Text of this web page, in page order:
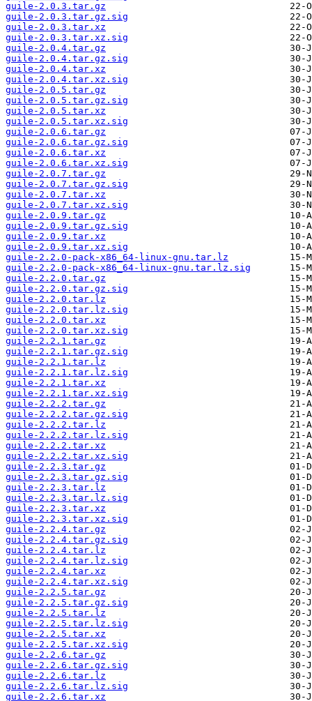
guile-2.0.3.tar.gz
guile-2.0.3.tar.gz.sig
guile-2.0.3.tar.xz
guile-2.0.3.tar.xz.sig
guile-2.0.4.tar.gz
guile-2.0.4.tar.gz.sig
guile-2.0.4.tar.xz
guile-2.0.4.tar.xz.sig
guile-2.0.5.tar.gz
guile-2.0.5.tar.gz.sig
guile-2.0.5.tar.xz
guile-2.0.5.tar.xz.sig
guile-2.0.6.tar.gz
guile-2.0.6.tar.gz.sig
guile-2.0.6.tar.xz
guile-2.0.6.tar.xz.sig
guile-2.0.7.tar.gz
guile-2.0.7.tar.gz.sig
guile-2.0.7.tar.xz
guile-2.0.7.tar.xz.sig
guile-2.0.9.tar.gz
guile-2.0.9.tar.gz.sig
guile-2.0.9.tar.xz
guile-2.0.9.tar.xz.sig
guile-2.2.0-pack-x86_64-linux-gnu.tar.lz
guile-2.2.0-pack-x86_64-linux-gnu.tar.lz.sig
guile-2.2.0.tar.gz
guile-2.2.0.tar.gz.sig
guile-2.2.0.tar.lz
guile-2.2.0.tar.lz.sig
guile-2.2.0.tar.xz
guile-2.2.0.tar.xz.sig
guile-2.2.1.tar.gz
guile-2.2.1.tar.gz.sig
guile-2.2.1.tar.lz
guile-2.2.1.tar.lz.sig
guile-2.2.1.tar.xz
guile-2.2.1.tar.xz.sig
guile-2.2.2.tar.gz
guile-2.2.2.tar.gz.sig
guile-2.2.2.tar.lz
guile-2.2.2.tar.lz.sig
guile-2.2.2.tar.xz
guile-2.2.2.tar.xz.sig
guile-2.2.3.tar.gz
guile-2.2.3.tar.gz.sig
guile-2.2.3.tar.lz
guile-2.2.3.tar.lz.sig
guile-2.2.3.tar.xz
guile-2.2.3.tar.xz.sig
guile-2.2.4.tar.gz
guile-2.2.4.tar.gz.sig
guile-2.2.4.tar.lz
guile-2.2.4.tar.lz.sig
guile-2.2.4.tar.xz
guile-2.2.4.tar.xz.sig
guile-2.2.5.tar.gz
guile-2.2.5.tar.gz.sig
guile-2.2.5.tar.lz
guile-2.2.5.tar.lz.sig
guile-2.2.5.tar.xz
guile-2.2.5.tar.xz.sig
guile-2.2.6.tar.gz
guile-2.2.6.tar.gz.sig
guile-2.2.6.tar.lz
guile-2.2.6.tar.lz.sig
guile-2.2.6.tar.xz